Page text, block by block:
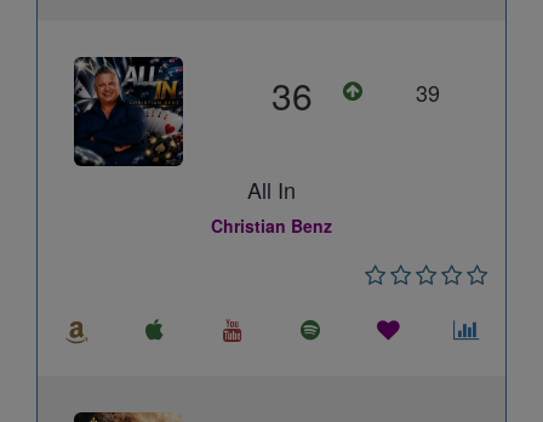
36 39
All In
Christian Benz